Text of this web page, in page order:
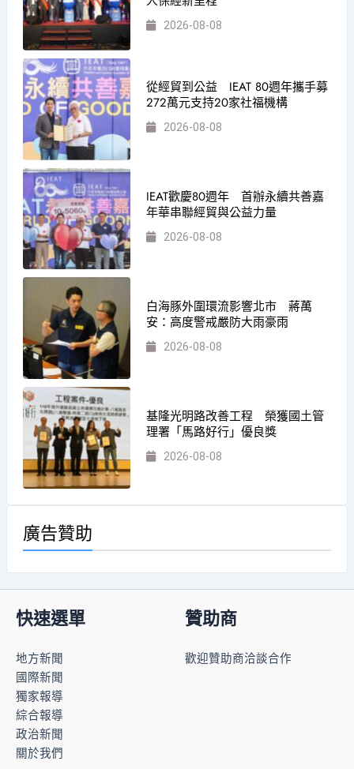
2026-08-08
從經貿到公益 IEAT 80週年攜手募
272萬元支持20家社福機構
2026-08-08
IEAT歡慶80週年 首辦永續共善嘉
年華串聯經貿與公益力量
2026-08-08
白海豚外圍環流影響北市 蔣萬
安：高度警戒嚴防大雨豪雨
2026-08-08
基隆光明路改善工程 榮獲國土管
理署「馬路好行」優良獎
2026-08-08
廣告贊助
快速選單
地方新聞
國際新聞
獨家報導
綜合報導
政治新聞
關於我們
贊助商
歡迎贊助商洽談合作